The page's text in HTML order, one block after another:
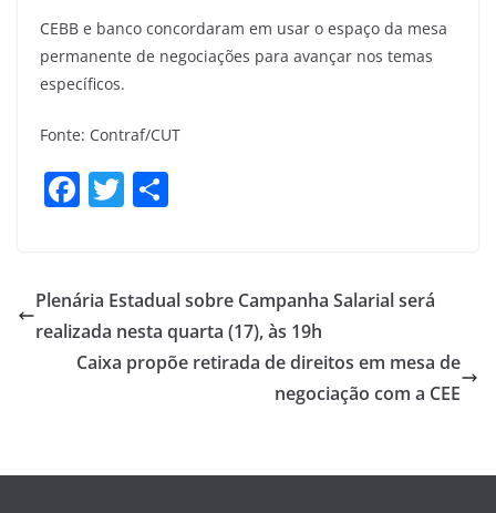
CEBB e banco concordaram em usar o espaço da mesa
permanente de negociações para avançar nos temas
específicos.
Fonte: Contraf/CUT
F
e
b
o
T
er e
Plenária Estadual sobre Campanha Salarial será
realizada nesta quarta (17), às 19h
Caixa propõe retirada de direitos em mesa de
negociação com a CEE